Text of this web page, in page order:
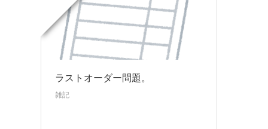
ラストオーダー問題。
雑記